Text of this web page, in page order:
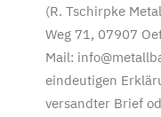
(R. Tschirpke
Weg 71, 07907
Mail:
eindeutigen
versandter Brief